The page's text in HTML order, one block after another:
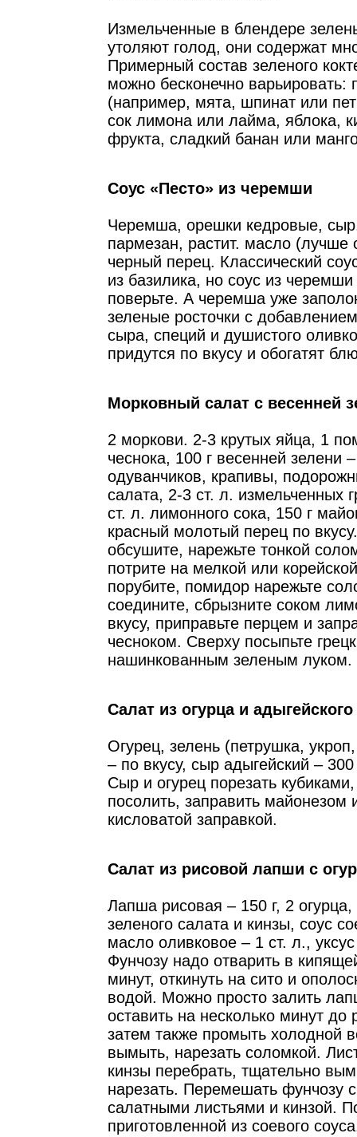
Измельченные в блендере
утоляют голод, они содержат
Примерный состав зеленого
можно бесконечно варьировать:
(например, мята, шпинат или
сок лимона или лайма, яблока,
фрукта, сладкий банан или
Соус «Песто» из черемши
Черемша, орешки кедровые,
пармезан, растит. масло (лучше
черный перец. Классический
из базилика, но соус из
поверьте. А черемша уже
зеленые росточки с
сыра, специй и душистого
придутся по вкусу и обогатят
Морковный салат с весенней
2 моркови. 2-3 крутых яйца, 1
чеснока, 100 г весенней зелени
одуванчиков, крапивы,
салата, 2-3 ст. л. измельченных
ст. л. лимонного сока, 150 г
красный молотый перец по
обсушите, нарежьте тонкой
потрите на мелкой или
порубите, помидор нарежьте
соедините, сбрызните соком
вкусу, приправьте перцем и
чесноком. Сверху посыпьте
нашинкованным зеленым луком.
Салат из огурца и
Огурец, зелень (петрушка,
– по вкусу, сыр адыгейский –
Сыр и огурец порезать
посолить, заправить майонезом
кисловатой заправкой.
Салат из рисовой лапши с
Лапша рисовая – 150 г, 2 огурца,
зеленого салата и кинзы, соус
масло оливковое – 1 ст. л.,
Фунчозу надо отварить в
минут, откинуть на сито и
водой. Можно просто залить
оставить на несколько минут до
затем также промыть холодной
вымыть, нарезать соломкой.
кинзы перебрать, тщательно
нарезать. Перемешать фунчозу
салатными листьями и кинзой.
приготовленной из соевого